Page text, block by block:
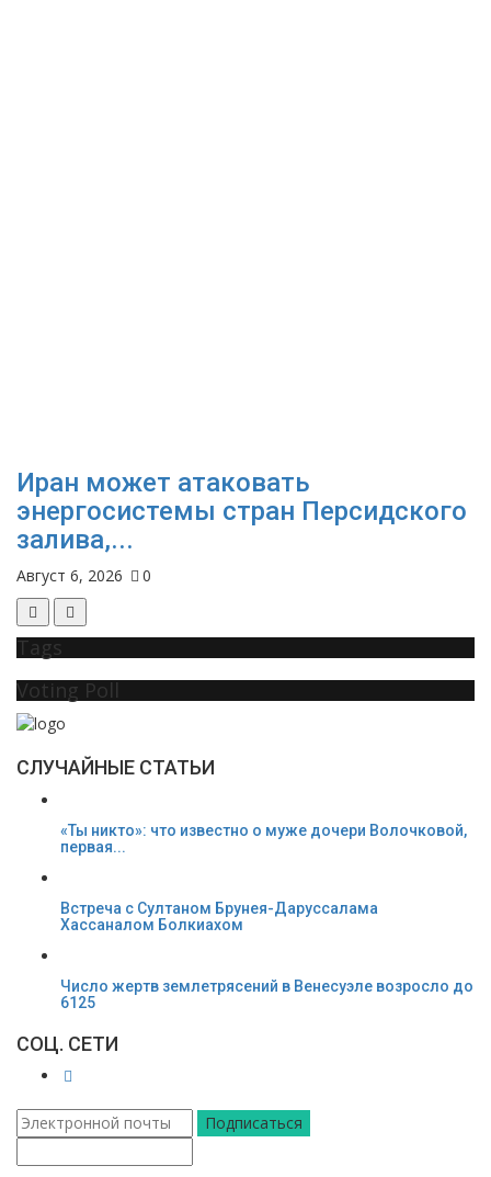
Иран может атаковать
энергосистемы стран Персидского
залива,...
Август 6, 2026 0
Tags
Voting Poll
СЛУЧАЙНЫЕ СТАТЬИ
«Ты никто»: что известно о муже дочери Волочковой,
первая...
Встреча с Султаном Брунея-Даруссалама
Хассаналом Болкиахом
Число жертв землетрясений в Венесуэле возросло до
6125
СОЦ. СЕТИ
Подписаться